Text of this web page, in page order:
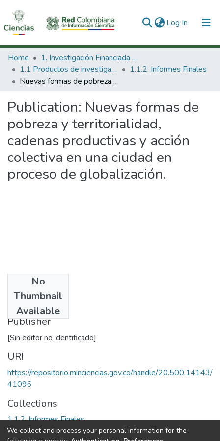
Log In (current)
Communities & Collections
All of DSpace
Home
1. Investigación Financiada con Recursos Públicos
1.1 Productos de investigación
1.1.2. Informes Finales
Nuevas formas de pobreza y territorialidad, cadenas productivas y acción colectiva en una ciudad en proceso de globalización.
Publication: Nuevas formas de
pobreza y territorialidad,
cadenas productivas y acción
colectiva en una ciudad en
proceso de globalización.
No
Thumbnail
Available
1999
Publisher
[Sin editor no identificado]
URI
https://repositorio.minciencias.gov.co/handle/20.500.14143/
41096
Collections
1.1.2. Informes Finales
We collect and process your personal information for the